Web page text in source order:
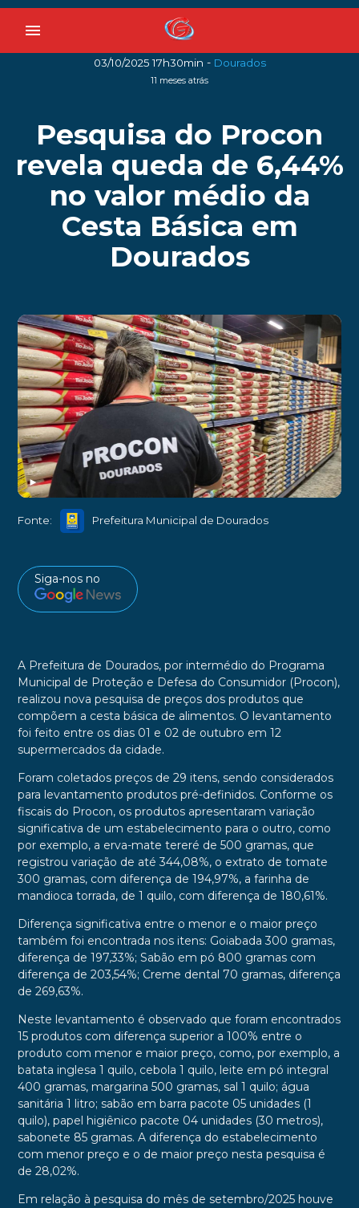
menu
03/10/2025 17h30min - Dourados
11 meses atrás
Pesquisa do Procon
revela queda de 6,44%
no valor médio da
Cesta Básica em
Dourados
►
Fonte: Prefeitura Municipal de Dourados
Siga-nos no
A Prefeitura de Dourados, por intermédio do Programa
Municipal de Proteção e Defesa do Consumidor (Procon),
realizou nova pesquisa de preços dos produtos que
compõem a cesta básica de alimentos. O levantamento
foi feito entre os dias 01 e 02 de outubro em 12
supermercados da cidade.
Foram coletados preços de 29 itens, sendo considerados
para levantamento produtos pré-definidos. Conforme os
fiscais do Procon, os produtos apresentaram variação
significativa de um estabelecimento para o outro, como
por exemplo, a erva-mate tereré de 500 gramas, que
registrou variação de até 344,08%, o extrato de tomate
300 gramas, com diferença de 194,97%, a farinha de
mandioca torrada, de 1 quilo, com diferença de 180,61%.
Diferença significativa entre o menor e o maior preço
também foi encontrada nos itens: Goiabada 300 gramas,
diferença de 197,33%; Sabão em pó 800 gramas com
diferença de 203,54%; Creme dental 70 gramas, diferença
de 269,63%.
Neste levantamento é observado que foram encontrados
15 produtos com diferença superior a 100% entre o
produto com menor e maior preço, como, por exemplo, a
batata inglesa 1 quilo, cebola 1 quilo, leite em pó integral
400 gramas, margarina 500 gramas, sal 1 quilo; água
sanitária 1 litro; sabão em barra pacote 05 unidades (1
quilo), papel higiênico pacote 04 unidades (30 metros),
sabonete 85 gramas. A diferença do estabelecimento
com menor preço e o de maior preço nesta pesquisa é
de 28,02%.
Em relação à pesquisa do mês de setembro/2025 houve